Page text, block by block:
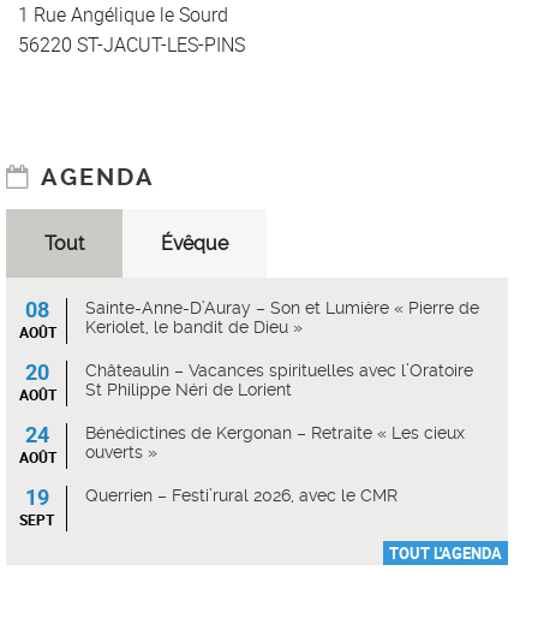
1 Rue Angélique le Sourd
56220 ST-JACUT-LES-PINS
AGENDA
Tout Évêque
08
AOÛT
Sainte-Anne-D’Auray – Son et Lumière « Pierre de
Keriolet, le bandit de Dieu »
20
AOÛT
Châteaulin – Vacances spirituelles avec l’Oratoire
St Philippe Néri de Lorient
24
AOÛT
Bénédictines de Kergonan – Retraite « Les cieux
ouverts »
19
SEPT
Querrien – Festi’rural 2026, avec le CMR
TOUT L'AGENDA